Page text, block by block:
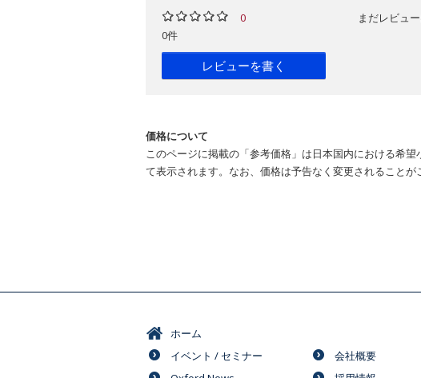
0
0件
レビューを書く
まだレビュ
価格について
このページに掲載の「参考価格」は日本国内における希
て表示されます。なお、価格は予告なく変更されることが
ホーム
イベント / セミナー
会社概要